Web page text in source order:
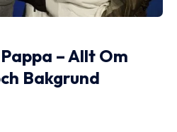
– Allt Om
Bakgrund